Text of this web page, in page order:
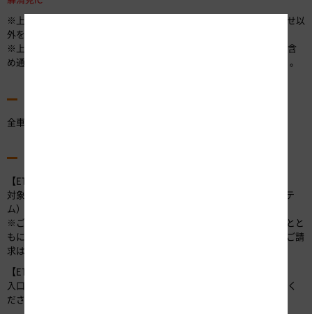
※上記のICを入口および出口とするご利用のみが対象です（当該組合せ以
外を通行する車両については、通常の通行料金をいただきます）。
※上記区間を超えて通行する車両は、対象となりません（上記区間も含
め通常の通行料金をいただきます）（詳細は
のとおり）。
全車種
【ETCをご利用のお客さま】
対象となるICでは、ETC無線走行（ノンストップ自動料金支払いシステ
ム）で無線走行してください。
※ご注意 ETCご利用の場合、出口料金所では通行料金が表示されるとと
もに、ETC利用照会サービス等において利用履歴が表示されますが、ご請
求はいたしません。
【ETCをご利用にならないお客さま】
入口では必ず通行券をお取りいただき、出口では一般レーンをご利用く
ださい。